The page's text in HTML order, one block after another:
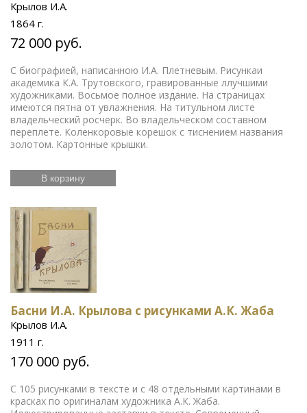
Крылов И.А.
1864 г.
72 000 руб.
С биографией, написанною И.А. Плетневым. Рисункаи
академика К.А. Трутовского, гравированные ллучшими
художниками. Восьмое полное издание. На страницах
имеются пятна от увлажнения. На титульном листе
владельческий росчерк. Во владельческом составном
переплете. Коленкоровые корешок с тиснением названия
золотом. Картонные крышки.
В корзину
Басни И.А. Крылова с рисунками А.К. Жаба
Крылов И.А.
1911 г.
170 000 руб.
С 105 рисунками в тексте и с 48 отдельными картинами в
красках по оригиналам художника А.К. Жаба.